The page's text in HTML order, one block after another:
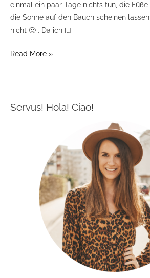
einmal ein paar Tage nichts tun, die
die Sonne auf den Bauch scheinen
nicht 🙂 . Da ich […]
Read More »
Servus! Hola! Ciao!